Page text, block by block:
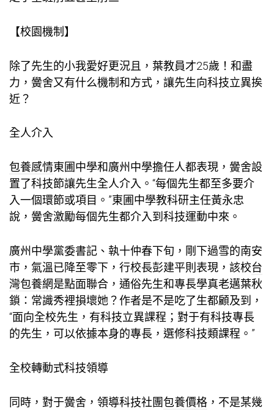
【校園機制】
除了先生的小我愛好更況且，葉教員才25歲！和盡
力，黌舍又有什么機制和方式，讓先生向科技立異挨
近？
全人介入
包養感情東圃中學和廣州中學擔任人都表現，黌舍設
置了科技節讓先生全人介入。“每個先生都至多要介
入一個環節或項目。”東圃中學教科研主任黃永忠
說，黌舍激勵每個先生都介入到科技運動中來。
廣州中學黨委書記、執十仲春下旬，剛下過雪的南安
市，氣溫已降至零下，行校長彭建平則表現，該校台
灣包養網是點面聯合，通俗先生和專長學真老邁葉秋
鎖：常識秀裡損壞她？作者是不是吃了生都顧及到，
“面向全校先生，有科技立異課程；對于有科技專長
的先生，可以依據本身的專長，選修科技類課程。”
全校轉動式科技領導
同時，對于黌舍，領導科技社團包養價格 ，不是某幾